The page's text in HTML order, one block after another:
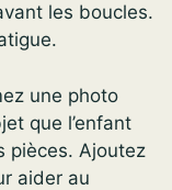
les boucles.
une photo
que l’enfant
pièces. Ajoutez
aider au